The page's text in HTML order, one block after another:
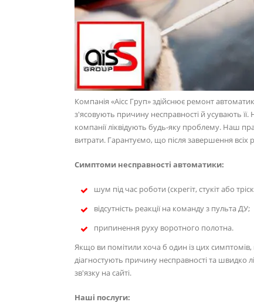
Компанія «Аісс Груп» здійснює ремонт
з'ясовують причину несправності й усувають її.
компанії ліквідують будь-яку проблему. Наш
витрати. Гарантуємо, що після завершення всіх
Симптоми несправності автоматики:
шум під час роботи (скрегіт, стукіт або
відсутність реакції на команду з пульта ДУ;
припинення руху воротного полотна.
Якщо ви помітили хоча б один із цих
діагностують причину несправності та швидко
зв'язку на сайті.
Наші послуги: